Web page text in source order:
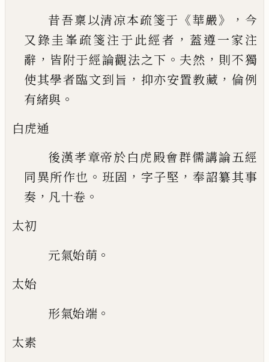
昔吾稟以清凉本疏箋于 《華嚴》， 今
又錄圭峯疏箋注于此經者 ， 蓋遵一家注
辭 ， 皆附于經論觀法之下 。 夫然 ， 則不獨
使其學者臨文到旨 ， 抑亦安置教藏 ， 倫例
有緒與 。
白虎通
後漢孝章帝於白虎殿會群儒講論五經
同異所作也 。 班固 ， 字子堅 ，奉詔纂其事
奏 ， 凡十卷 。
太初
元氣始萌 。
太始
形氣始端 。
太素